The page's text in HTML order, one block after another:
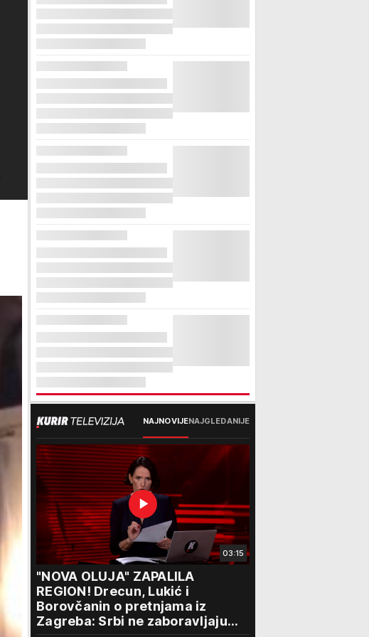
NAJNOVIJENAJGLEDANIJE
03:15
"NOVA OLUJA" ZAPALILA
REGION! Drecun, Lukić i
Borovčanin o pretnjama iz
Zagreba: Srbi ne zaboravljaju